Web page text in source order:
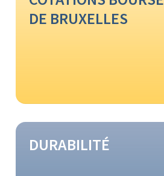
DE BRUXELLES
DURABILITÉ